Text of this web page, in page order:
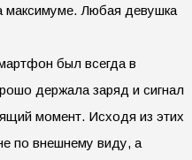
максимуме. Любая девушка
был всегда в
держала заряд и сигнал
момент. Исходя из этих
по внешнему виду, а